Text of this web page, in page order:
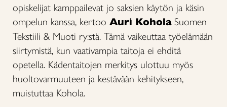
opiskelijat kamppailevat jo saksien käytön ja käsin
ompelun kanssa, kertoo Auri Kohola Suomen
Tekstiili & Muoti ry:stä. Tämä vaikeuttaa työelämään
siirtymistä, kun vaativampia taitoja ei ehditä
opetella. Kädentaitojen merkitys ulottuu myös
huoltovarmuuteen ja kestävään kehitykseen,
muistuttaa Kohola.